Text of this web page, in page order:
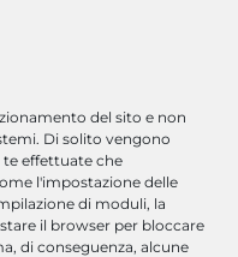
del sito e non
Di solito vengono
te effettuate che
l'impostazione delle
di moduli, la
il browser per bloccare
di conseguenza, alcune
un software
posizione giusta per te.